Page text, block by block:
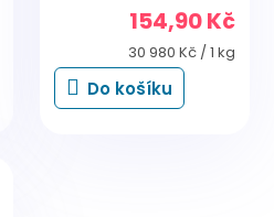
154,90 Kč
Měrná
cena:
30 980 Kč / 1 kg
Do košíku